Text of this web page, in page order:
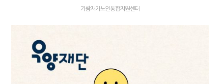
가람재가노인통합지원센터